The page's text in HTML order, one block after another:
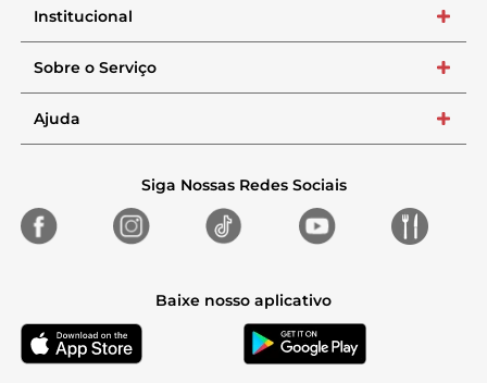
Institucional +
Sobre o Serviço +
Ajuda +
Siga Nossas Redes Sociais
Baixe nosso aplicativo